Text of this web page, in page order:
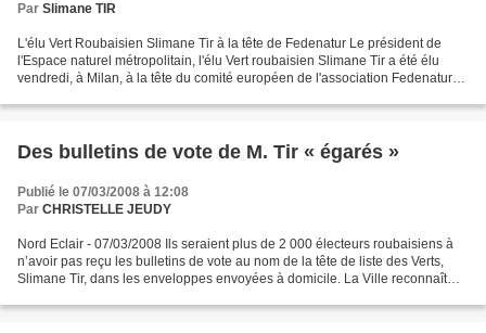
Par Slimane TIR
L'élu Vert Roubaisien Slimane Tir à la tête de Fedenatur Le président de
l'Espace naturel métropolitain, l'élu Vert roubaisien Slimane Tir a été élu
vendredi, à Milan, à la tête du comité européen de l'association Fedenatur
Des bulletins de vote de M. Tir « égarés »
Publié le 07/03/2008 à 12:08
Par CHRISTELLE JEUDY
Nord Eclair - 07/03/2008 Ils seraient plus de 2 000 électeurs roubaisiens à
n’avoir pas reçu les bulletins de vote au nom de la tête de liste des Verts,
Slimane Tir, dans les enveloppes envoyées à domicile. La Ville reconnaît